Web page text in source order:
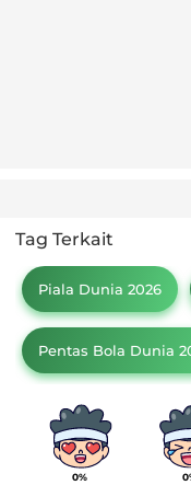
Tag Terkait
Piala Dunia 2026
Pentas Bola Dunia
0%